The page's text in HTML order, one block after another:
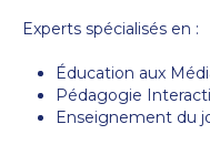
Experts spécialisés en :
Éducation aux
Pédagogie
Enseignement du